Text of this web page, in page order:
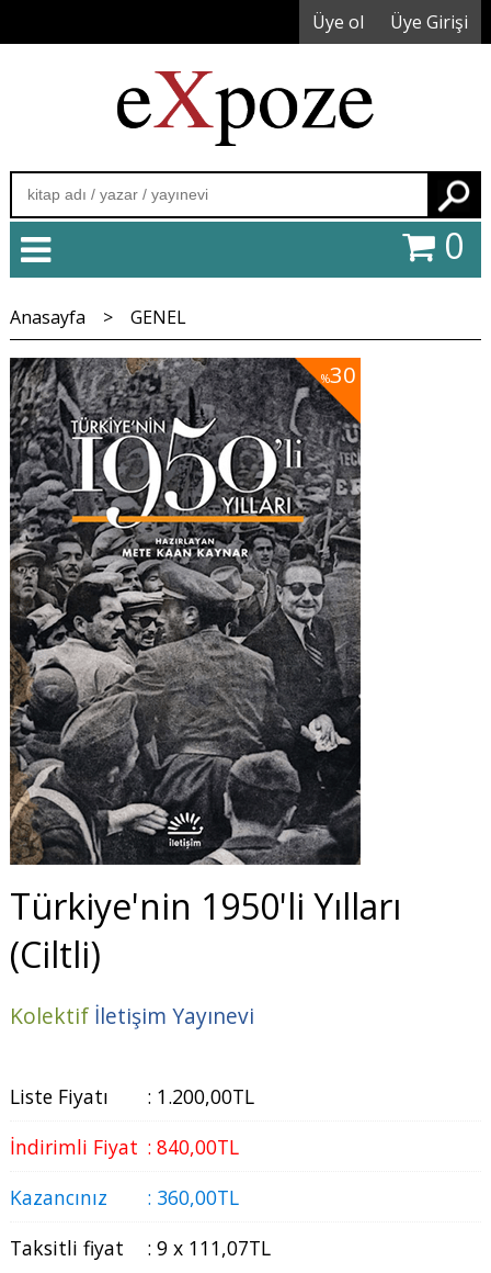
Üye ol Üye Girişi
0
Anasayfa > GENEL
%30
Türkiye'nin 1950'li Yılları
(Ciltli)
Kolektif İletişim Yayınevi
Liste Fiyatı : 1.200,00TL
İndirimli Fiyat : 840,00TL
Kazancınız
: 360,00TL
Taksitli fiyat
: 9 x 111,07TL